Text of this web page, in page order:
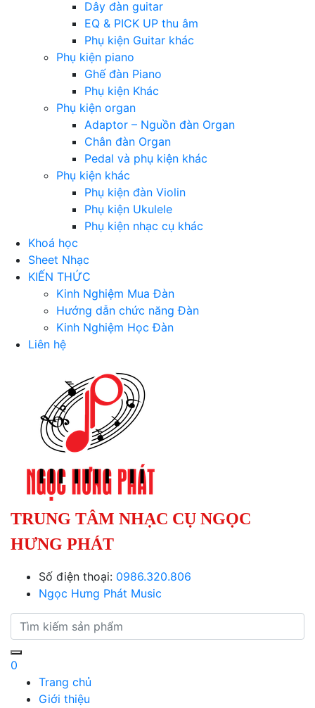
Dây đàn guitar
EQ & PICK UP thu âm
Phụ kiện Guitar khác
Phụ kiện piano
Ghế đàn Piano
Phụ kiện Khác
Phụ kiện organ
Adaptor – Nguồn đàn Organ
Chân đàn Organ
Pedal và phụ kiện khác
Phụ kiện khác
Phụ kiện đàn Violin
Phụ kiện Ukulele
Phụ kiện nhạc cụ khác
Khoá học
Sheet Nhạc
KIẾN THỨC
Kinh Nghiệm Mua Đàn
Hướng dẫn chức năng Đàn
Kinh Nghiệm Học Đàn
Liên hệ
TRUNG TÂM NHẠC CỤ NGỌC
HƯNG PHÁT
Số điện thoại: 0986.320.806
Ngọc Hưng Phát Music
0
Trang chủ
Giới thiệu